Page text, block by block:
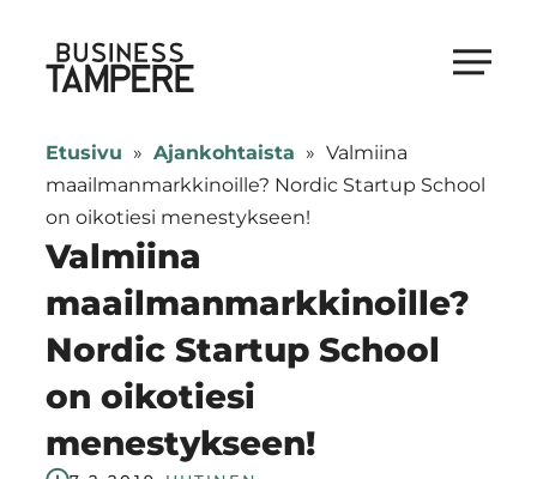
suoraan
sisältöön
Business Tampere
Tampere
supports
talents,
investors
and
entrepreneurs
in
a
smooth
start
Etusivu » Ajankohtaista » Valmiina
maailmanmarkkinoille? Nordic Startup School
on oikotiesi menestykseen!
Valmiina
maailmanmarkkinoille?
Nordic Startup School
on oikotiesi
menestykseen!